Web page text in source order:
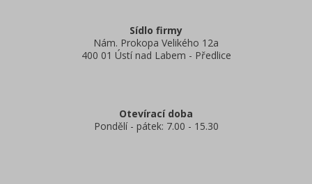
Sídlo firmy
Nám. Prokopa Velikého 12a
400 01 Ústí nad Labem - Předlice
Otevírací doba
Pondělí - pátek: 7.00 - 15.30